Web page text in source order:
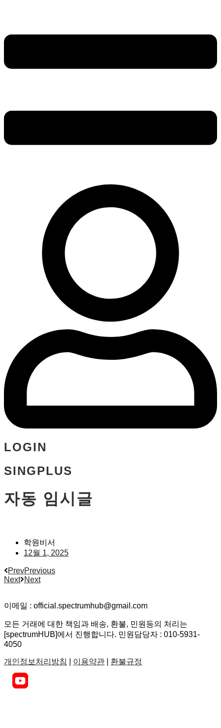
LOGIN
SINGPLUS
자동 임시글
학원비서
12월 1, 2025
PrevPrevious
Next Next
이메일 : official.spectrumhub@gmail.com
모든 거래에 대한 책임과 배송, 환불, 민원등의 처리는
[spectrumHUB]에서 진행합니다. 민원담당자 : 010-5931-
4050
개인정보처리방침 이용약관 환불규정